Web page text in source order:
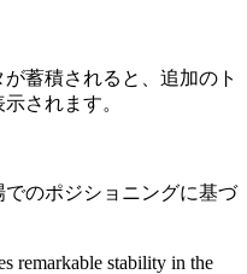
蓄積されると、追加のト
されます。
のポジショニングに基づ
remarkable stability in the